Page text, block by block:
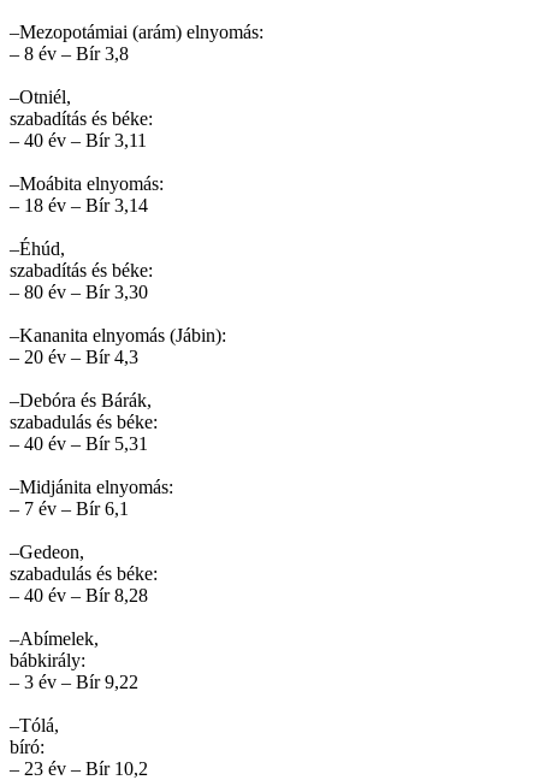
–Mezopotámiai (arám) elnyomás:
– 8 év – Bír 3,8
–Otniél,
szabadítás és béke:
– 40 év – Bír 3,11
–Moábita elnyomás:
– 18 év – Bír 3,14
–Éhúd,
szabadítás és béke:
– 80 év – Bír 3,30
–Kananita elnyomás (Jábin):
– 20 év – Bír 4,3
–Debóra és Bárák,
szabadulás és béke:
– 40 év – Bír 5,31
–Midjánita elnyomás:
– 7 év – Bír 6,1
–Gedeon,
szabadulás és béke:
– 40 év – Bír 8,28
–Abímelek,
bábkirály:
– 3 év – Bír 9,22
–Tólá,
bíró:
– 23 év – Bír 10,2